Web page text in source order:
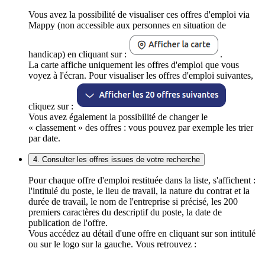
Vous avez la possibilité de visualiser ces offres d'emploi via
Mappy (non accessible aux personnes en situation de
handicap) en cliquant sur :
.
La carte affiche uniquement les offres d'emploi que vous
voyez à l'écran. Pour visualiser les offres d'emploi suivantes,
cliquez sur :
Vous avez également la possibilité de changer le
« classement » des offres : vous pouvez par exemple les trier
par date.
4. Consulter les offres issues de votre recherche
Pour chaque offre d'emploi restituée dans la liste, s'affichent :
l'intitulé du poste, le lieu de travail, la nature du contrat et la
durée de travail, le nom de l'entreprise si précisé, les 200
premiers caractères du descriptif du poste, la date de
publication de l'offre.
Vous accédez au détail d'une offre en cliquant sur son intitulé
ou sur le logo sur la gauche. Vous retrouvez :